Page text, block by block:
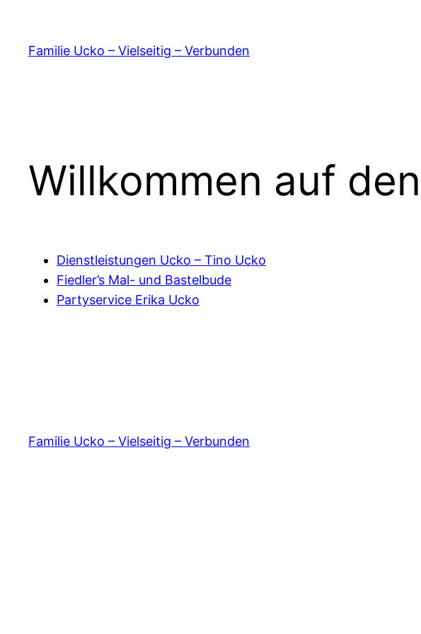
springen
Familie Ucko – Vielseitig – Verbunden
Willkommen auf
Dienstleistungen Ucko – Tino Ucko
Fiedler’s Mal- und Bastelbude
Partyservice Erika Ucko
Familie Ucko – Vielseitig – Verbunden